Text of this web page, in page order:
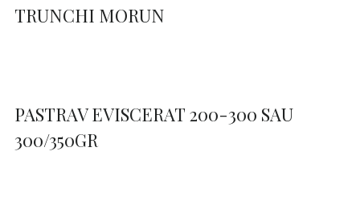
TRUNCHI MORUN
PASTRAV EVISCERAT 200-300 SAU
300/350GR